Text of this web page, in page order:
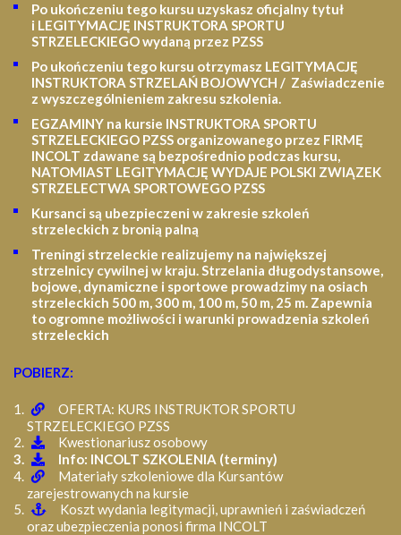
Po ukończeniu tego kursu uzyskasz oficjalny tytuł
i LEGITYMACJĘ INSTRUKTORA SPORTU
STRZELECKIEGO wydaną przez PZSS
Po ukończeniu tego kursu otrzymasz LEGITYMACJĘ
INSTRUKTORA STRZELAŃ BOJOWYCH / Zaświadczenie
z wyszczególnieniem zakresu szkolenia.
EGZAMINY na kursie INSTRUKTORA SPORTU
STRZELECKIEGO PZSS organizowanego przez FIRMĘ
INCOLT zdawane są bezpośrednio podczas kursu,
NATOMIAST LEGITYMACJĘ WYDAJE POLSKI ZWIĄZEK
STRZELECTWA SPORTOWEGO PZSS
Kursanci są ubezpieczeni w zakresie szkoleń
strzeleckich z bronią palną
Treningi strzeleckie realizujemy na największej
strzelnicy cywilnej w kraju. Strzelania długodystansowe,
bojowe, dynamiczne i sportowe prowadzimy na osiach
strzeleckich 500 m, 300 m, 100 m, 50 m, 25 m. Zapewnia
to ogromne możliwości i warunki prowadzenia szkoleń
strzeleckich
POBIERZ:
OFERTA: KURS INSTRUKTOR SPORTU
STRZELECKIEGO PZSS
Kwestionariusz osobowy
Info: INCOLT SZKOLENIA (terminy)
Materiały szkoleniowe dla Kursantów
zarejestrowanych na kursie
Koszt wydania legitymacji, uprawnień i zaświadczeń
oraz ubezpieczenia ponosi firma INCOLT